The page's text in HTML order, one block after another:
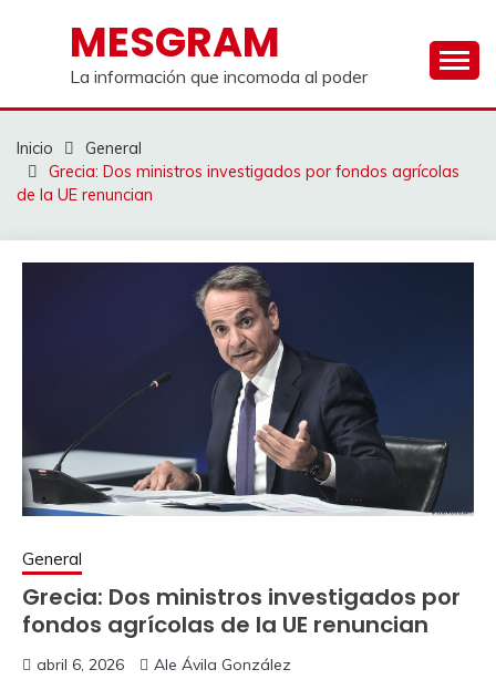
contenidoMESGRAM
La información que incomoda al poder
Inicio
General
Grecia: Dos ministros investigados por fondos agrícolas
de la UE renuncian
General
Grecia: Dos ministros investigados por
fondos agrícolas de la UE renuncian
abril 6, 2026 Ale Ávila González